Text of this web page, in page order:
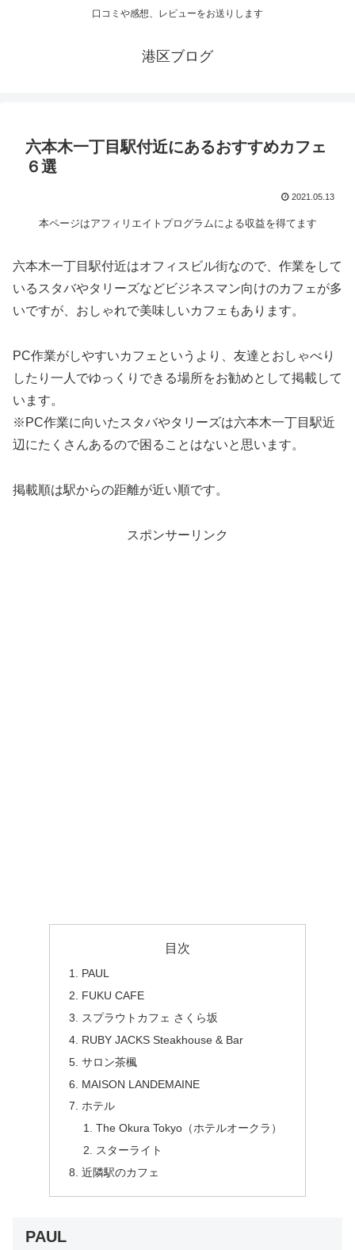
口コミや感想、レビューをお送りします
港区ブログ
六本木一丁目駅付近にあるおすすめカフェ
６選
2021.05.13
本ページはアフィリエイトプログラムによる収益を得てます
六本木一丁目駅付近はオフィスビル街なので、作業をして
いるスタバやタリーズなどビジネスマン向けのカフェが多
いですが、おしゃれで美味しいカフェもあります。
PC作業がしやすいカフェというより、友達とおしゃべり
したり一人でゆっくりできる場所をお勧めとして掲載して
います。
※PC作業に向いたスタバやタリーズは六本木一丁目駅近
辺にたくさんあるので困ることはないと思います。
掲載順は駅からの距離が近い順です。
スポンサーリンク
目次
PAUL
FUKU CAFE
スプラウトカフェ さくら坂
RUBY JACKS Steakhouse & Bar
サロン茶楓
MAISON LANDEMAINE
ホテル
The Okura Tokyo（ホテルオークラ）
スターライト
近隣駅のカフェ
PAUL